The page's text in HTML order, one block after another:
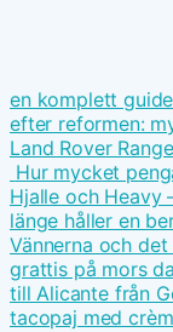
en komplett guide
efter reformen:
Land Rover
Hur mycket
Hjalle och Heavy
länge håller en
Vännerna och
grattis på mors
till Alicante från
tacopaj med